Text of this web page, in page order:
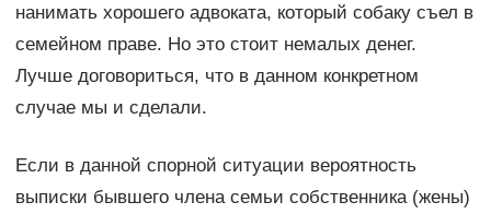
нанимать хорошего адвоката, который собаку съел в
семейном праве. Но это стоит немалых денег.
Лучше договориться, что в данном конкретном
случае мы и сделали.
Если в данной спорной ситуации вероятность
выписки бывшего члена семьи собственника (жены)